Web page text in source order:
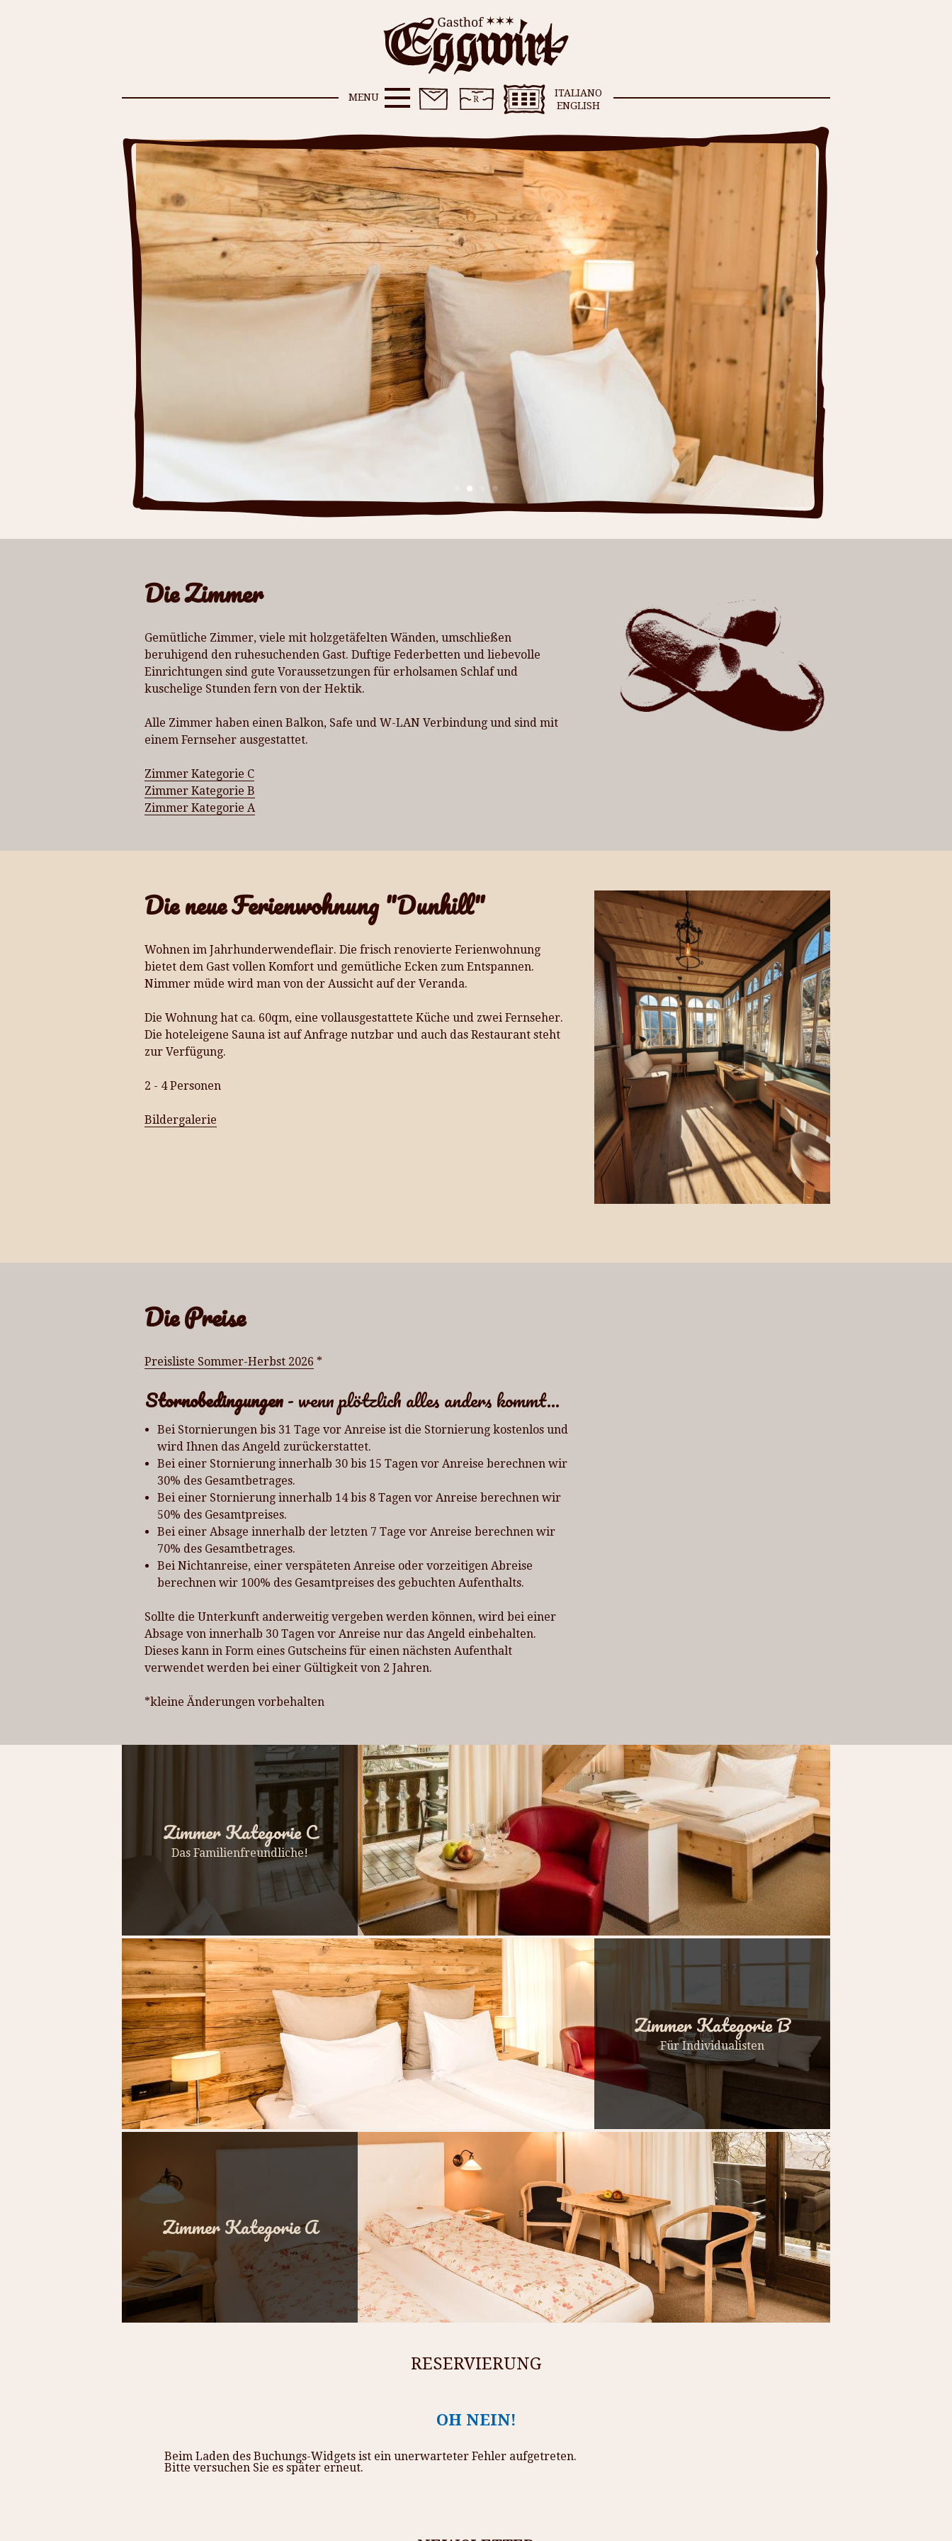
MENU
ITALIANO
ENGLISH
Die Zimmer
Gemütliche Zimmer, viele mit holzgetäfelten Wänden, umschließen
beruhigend den ruhesuchenden Gast. Duftige Federbetten und liebevolle
Einrichtungen sind gute Voraussetzungen für erholsamen Schlaf und
kuschelige Stunden fern von der Hektik.
Alle Zimmer haben einen Balkon, Safe und W-LAN Verbindung und sind mit
einem Fernseher ausgestattet.
Zimmer Kategorie C
Zimmer Kategorie B
Zimmer Kategorie A
Die neue Ferienwohnung "Dunhill"
Wohnen im Jahrhunderwendeflair. Die frisch renovierte Ferienwohnung
bietet dem Gast vollen Komfort und gemütliche Ecken zum Entspannen.
Nimmer müde wird man von der Aussicht auf der Veranda.
Die Wohnung hat ca. 60qm, eine vollausgestattete Küche und zwei Fernseher.
Die hoteleigene Sauna ist auf Anfrage nutzbar und auch das Restaurant steht
zur Verfügung.
2 - 4 Personen
Bildergalerie
Die Preise
Preisliste Sommer-Herbst 2026 *
Stornobedingungen- wenn plötzlich alles anders kommt...
Bei Stornierungen bis 31 Tage vor Anreise ist die Stornierung kostenlos und
wird Ihnen das Angeld zurückerstattet.
Bei einer Stornierung innerhalb 30 bis 15 Tagen vor Anreise berechnen wir
30% des Gesamtbetrages.
Bei einer Stornierung innerhalb 14 bis 8 Tagen vor Anreise berechnen wir
50% des Gesamtpreises.
Bei einer Absage innerhalb der letzten 7 Tage vor Anreise berechnen wir
70% des Gesamtbetrages.
Bei Nichtanreise, einer verspäteten Anreise oder vorzeitigen Abreise
berechnen wir 100% des Gesamtpreises des gebuchten Aufenthalts.
Sollte die Unterkunft anderweitig vergeben werden können, wird bei einer
Absage von innerhalb 30 Tagen vor Anreise nur das Angeld einbehalten.
Dieses kann in Form eines Gutscheins für einen nächsten Aufenthalt
verwendet werden bei einer Gültigkeit von 2 Jahren.
*kleine Änderungen vorbehalten
Zimmer Kategorie C
Das Familienfreundliche!
Zimmer Kategorie B
Für Individualisten
Zimmer Kategorie A
RESERVIERUNG
OH NEIN!
Beim Laden des Buchungs-Widgets ist ein unerwarteter Fehler aufgetreten.
Bitte versuchen Sie es später erneut.